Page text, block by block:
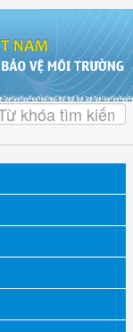
nâng cao tỷ lệ người